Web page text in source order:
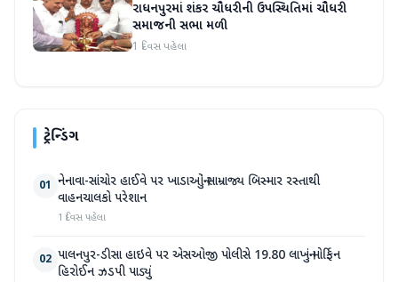
રાધનપુરમાં શંકર ચૌધરીની ઉપસ્થિતિમાં ચૌધરી
સમાજની સભા મળી
1 દિવસ પહેલા
ટ્રેન્ડિંગ
01 નેનાવા-સાંચોર હાઈવે પર ખાડાઓનું સામ્રાજ્ય બિસ્માર રસ્તાથી
વાહનચાલકો પરેશાન
1 દિવસ પહેલા
02 પાલનપુર-ડીસા હાઇવે પર એસઓજી પોલીસે 19.80 લાખનું મોર્ફિન
હિરોઈન ઝડપી પાડ્યું